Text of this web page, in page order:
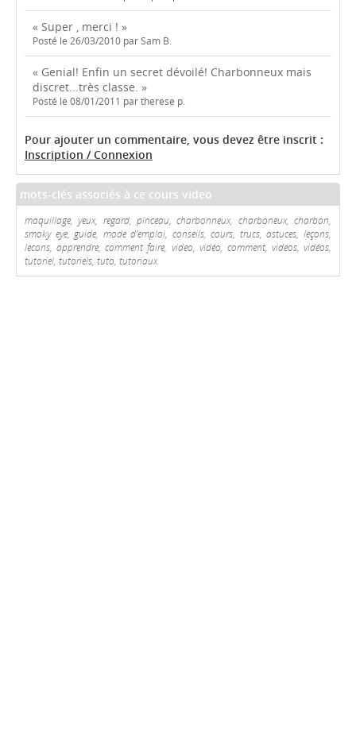
« Super , merci ! »
Posté le 26/03/2010 par Sam B.
« Genial! Enfin un secret dévoilé! Charbonneux mais
discret...très classe. »
Posté le 08/01/2011 par therese p.
Pour ajouter un commentaire, vous devez être inscrit :
Inscription / Connexion
mots-clés associés à ce cours video
maquillage, yeux, regard, pinceau, charbonneux, charboneux, charbon,
smoky eye, guide, mode d'emploi, conseils, cours, trucs, astuces, leçons,
lecons, apprendre, comment faire, video, vidéo, comment, videos, vidéos,
tutoriel, tutoriels, tuto, tutoriaux.